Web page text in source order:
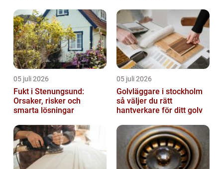
05 juli 2026
Fukt i Stenungsund:
Orsaker, risker och
smarta lösningar
05 juli 2026
Golvläggare i stockholm
så väljer du rätt
hantverkare för ditt golv